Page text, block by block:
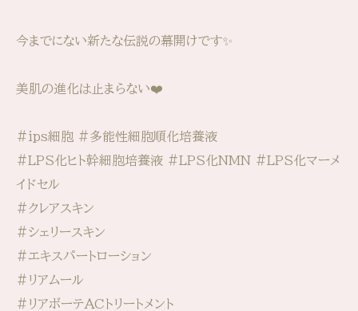
今までにない新たな伝説の幕開けです✨
美肌の進化は止まらない❤️
#ips細胞 #多能性細胞順化培養液
#LPS化ヒト幹細胞培養液 #LPS化NMN #LPS化マーメ
イドセル
#クレアスキン
#シェリースキン
#エキスパートローション
#リアムール
#リアボーテACトリートメント